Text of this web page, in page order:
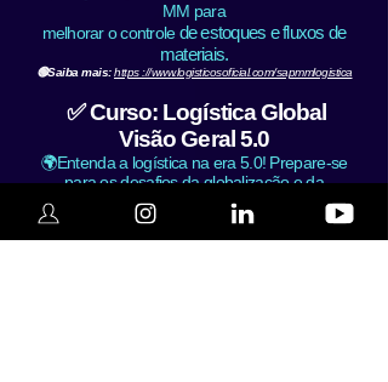
MM para
melhorar o controlede estoques e fluxos de
materiais.
🟢Saiba mais:https ://www.logisticosoficial.com/sapmmlogistica
✅ Curso: Logística Global
Visão Geral 5.0
🌍Entenda a logística na era 5.0! Prepare-se
para os desafios da globalização e da
tecnológica no setor logístico. Tenha uma visão
geral de como a logística funciona no Brasil e